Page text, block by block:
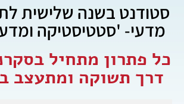
סטודנט בשנה שלישית
מדעי- 'סטטיסטיקה
כל פתרון מתחיל
דרך תשוקה ומתעצב